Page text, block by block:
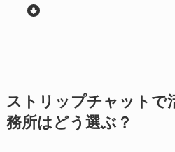
ストリップチャットで
務所はどう選ぶ？